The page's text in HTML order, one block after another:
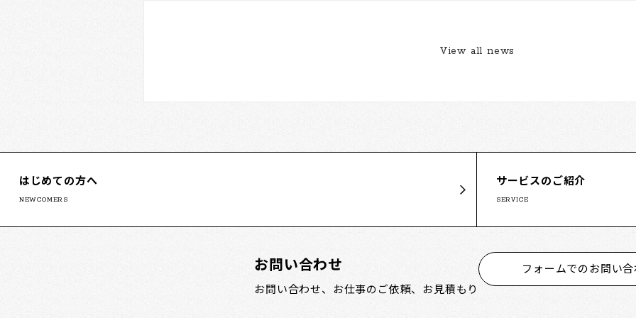
View all news
はじめての方へ
NEWCOMERS
サービスのご紹介
SERVICE
お問い合わせ
お問い合わせ、お仕事のご依頼、お見積もり
フォームでの お問い